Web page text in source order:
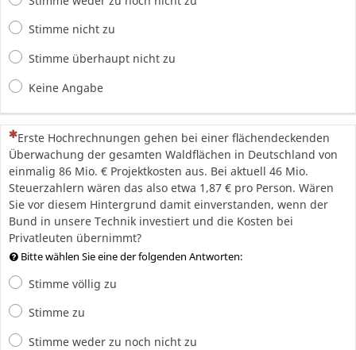
Stimme nicht zu
Stimme überhaupt nicht zu
Keine Angabe
(Dies ist eine Pflichtfrage.)
Erste Hochrechnungen gehen bei einer flächendeckenden
Überwachung der gesamten Waldflächen in Deutschland von
einmalig 86 Mio. € Projektkosten aus. Bei aktuell 46 Mio.
Steuerzahlern wären das also etwa 1,87 € pro Person. Wären
Sie vor diesem Hintergrund damit einverstanden, wenn der
Bund in unsere Technik investiert und die Kosten bei
Privatleuten übernimmt?
Bitte wählen Sie eine der folgenden Antworten:
Stimme völlig zu
Stimme zu
Stimme weder zu noch nicht zu